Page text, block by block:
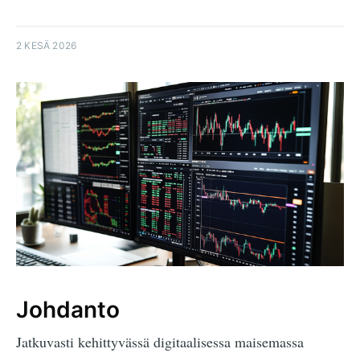
2 KESÄ 2026
Johdanto
Jatkuvasti kehittyvässä digitaalisessa maisemassa